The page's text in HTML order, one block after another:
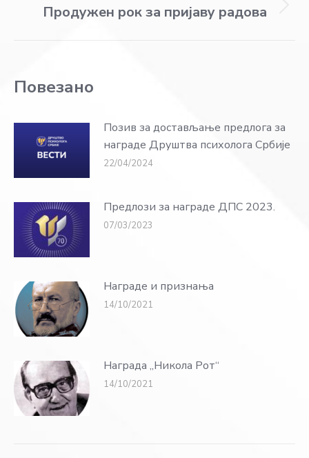
Next
Продужен рок за пријаву радова
Повезано
Позив за достављање предлога за
награде Друштва психолога Србије
22/04/2024
Предлози за награде ДПС 2023.
07/03/2023
Награде и признања
14/10/2021
Награда „Никола Рот“
14/10/2021